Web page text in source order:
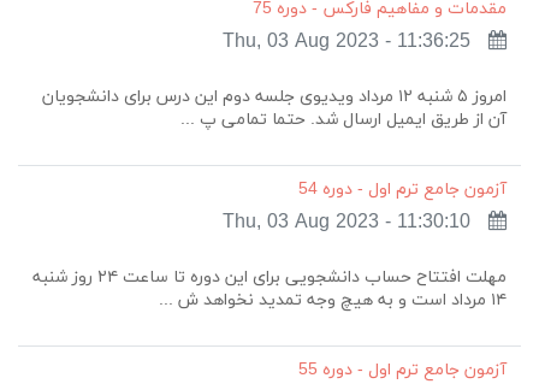
مقدمات و مفاهیم فارکس - دوره 75
Thu, 03 Aug 2023 - 11:36:25
امروز ۵ شنبه ۱۲ مرداد ویدیوی جلسه دوم این درس برای دانشجویان
آن از طریق ایمیل ارسال شد. حتما تمامی پ ...
آزمون جامع ترم اول - دوره 54
Thu, 03 Aug 2023 - 11:30:10
مهلت افتتاح حساب دانشجویی برای این دوره تا ساعت ۲۴ روز شنبه
۱۴ مرداد است و به هیچ وجه تمدید نخواهد ش ...
آزمون جامع ترم اول - دوره 55